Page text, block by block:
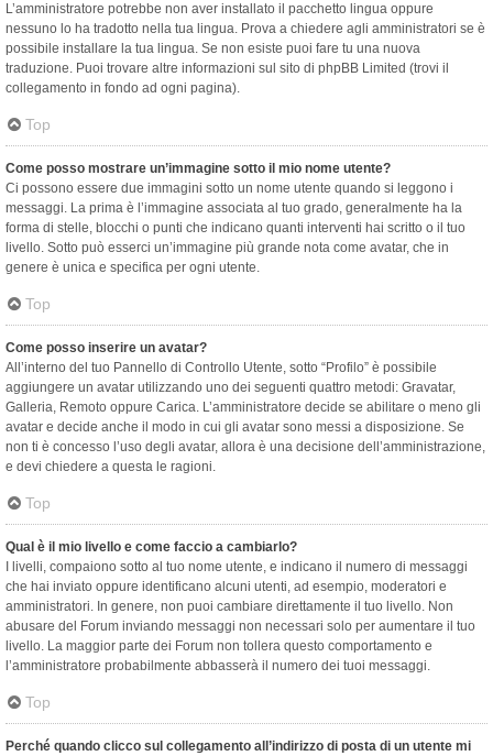
L’amministratore potrebbe non aver installato il pacchetto lingua oppure
nessuno lo ha tradotto nella tua lingua. Prova a chiedere agli amministratori se è
possibile installare la tua lingua. Se non esiste puoi fare tu una nuova
traduzione. Puoi trovare altre informazioni sul sito di phpBB Limited (trovi il
collegamento in fondo ad ogni pagina).
Top
Come posso mostrare un’immagine sotto il mio nome utente?
Ci possono essere due immagini sotto un nome utente quando si leggono i
messaggi. La prima è l’immagine associata al tuo grado, generalmente ha la
forma di stelle, blocchi o punti che indicano quanti interventi hai scritto o il tuo
livello. Sotto può esserci un’immagine più grande nota come avatar, che in
genere è unica e specifica per ogni utente.
Top
Come posso inserire un avatar?
All’interno del tuo Pannello di Controllo Utente, sotto “Profilo” è possibile
aggiungere un avatar utilizzando uno dei seguenti quattro metodi: Gravatar,
Galleria, Remoto oppure Carica. L’amministratore decide se abilitare o meno gli
avatar e decide anche il modo in cui gli avatar sono messi a disposizione. Se
non ti è concesso l’uso degli avatar, allora è una decisione dell’amministrazione,
e devi chiedere a questa le ragioni.
Top
Qual è il mio livello e come faccio a cambiarlo?
I livelli, compaiono sotto al tuo nome utente, e indicano il numero di messaggi
che hai inviato oppure identificano alcuni utenti, ad esempio, moderatori e
amministratori. In genere, non puoi cambiare direttamente il tuo livello. Non
abusare del Forum inviando messaggi non necessari solo per aumentare il tuo
livello. La maggior parte dei Forum non tollera questo comportamento e
l’amministratore probabilmente abbasserà il numero dei tuoi messaggi.
Top
Perché quando clicco sul collegamento all’indirizzo di posta di un utente mi